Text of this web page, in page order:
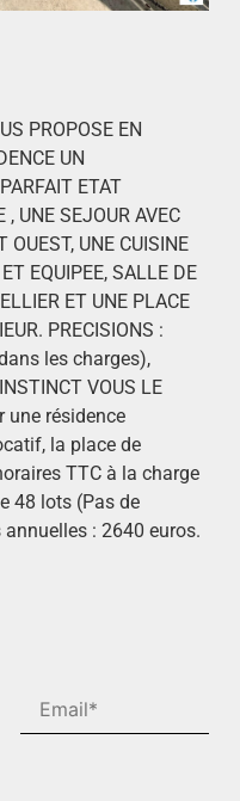
PROPOSE EN
UN
ETAT
, UNE SEJOUR AVEC
OUEST, UNE CUISINE
EQUIPEE, SALLE DE
ET UNE PLACE
PRECISIONS :
les charges),
VOUS LE
une résidence
la place de
TTC à la charge
48 lots (Pas de
: 2640 euros.